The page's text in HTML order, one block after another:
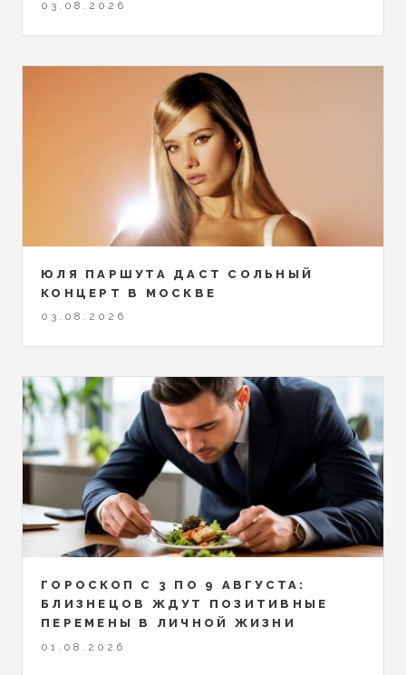
03.08.2026
ЮЛЯ ПАРШУТА ДАСТ СОЛЬНЫЙ
КОНЦЕРТ В МОСКВЕ
03.08.2026
ГОРОСКОП С 3 ПО 9 АВГУСТА:
БЛИЗНЕЦОВ ЖДУТ ПОЗИТИВНЫЕ
ПЕРЕМЕНЫ В ЛИЧНОЙ ЖИЗНИ
01.08.2026